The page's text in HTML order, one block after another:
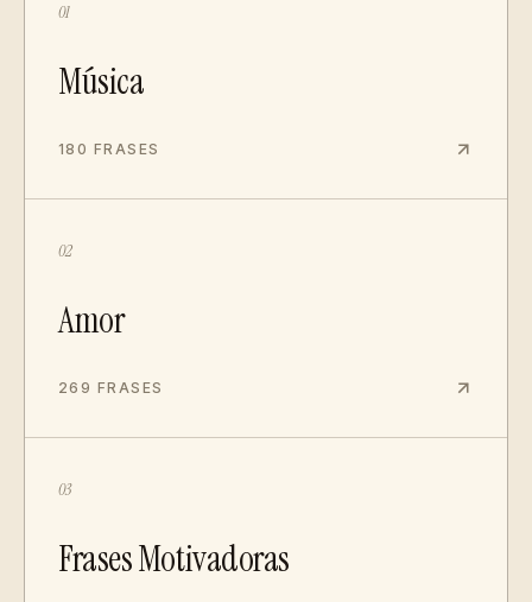
01
Música
180 FRASES
02
Amor
269 FRASES
03
Frases Motivadoras